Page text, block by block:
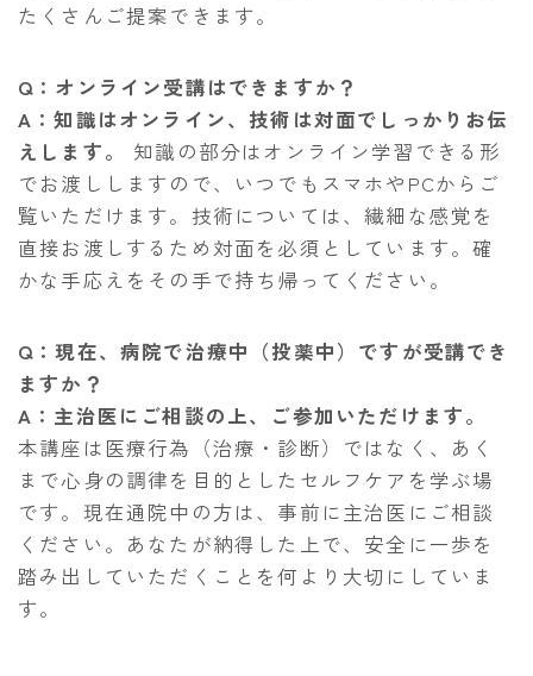
たくさんご提案できます。
Q：オンライン受講はできますか？
A：知識はオンライン、技術は対面でしっかりお伝
えします。
知識の部分はオンライン学習できる形
でお渡ししますので、いつでもスマホやPCからご
覧いただけます。技術については、繊細な感覚を
直接お渡しするため対面を必須としています。確
かな手応えをその手で持ち帰ってください。
Q：現在、病院で治療中（投薬中）ですが受講でき
ますか？
A：主治医にご相談の上、ご参加いただけます。
本講座は医療行為（治療・診断）ではなく、あく
まで心身の調律を目的としたセルフケアを学ぶ場
です。現在通院中の方は、事前に主治医にご相談
ください。あなたが納得した上で、安全に一歩を
踏み出していただくことを何より大切にしていま
す。